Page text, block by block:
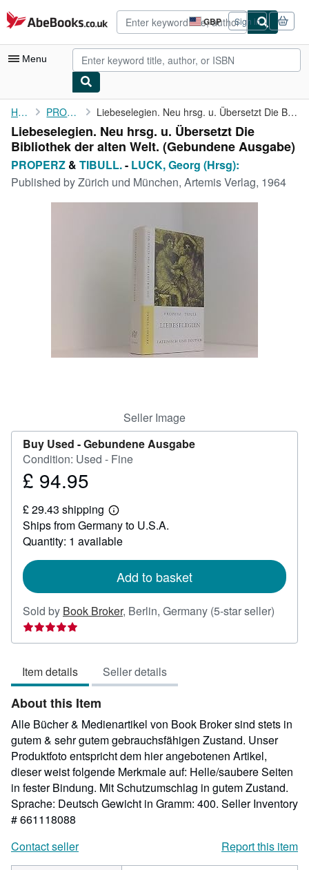
Skip to main content
AbeBooks.co.uk GBP
Site
shopping
preferences
Sign in
Menu
My Account
My Purchases
Advanced Search
Browse Collections
CLOSE
Home PROPERZ Liebeselegien. Neu hrsg. u. Übersetzt Die Bibliothek der alten ...
Liebeselegien. Neu hrsg. u. Übersetzt Die
Bibliothek der alten Welt. (Gebundene Ausgabe)
PROPERZ & TIBULL.- LUCK, Georg (Hrsg):
Published byZürich und München, Artemis Verlag, 1964
Seller Image
Buy Used -Gebundene Ausgabe
Condition: Used - Fine
Price
94.95
£ 94.95
£ 29.43 shipping
Learn
more
about
shipping
Ships from Germany to U.S.A.
Quantity: 1 available
Add to basket
Sold by Book Broker, Berlin, Germany (5-star seller)
5
Item details Seller details
About this Item
Alle Bücher & Medienartikel von Book Broker sind stets in
gutem & sehr gutem gebrauchsfähigen Zustand. Unser
Produktfoto entspricht dem hier angebotenen Artikel,
dieser weist folgende Merkmale auf: Helle/saubere Seiten
in fester Bindung. Mit Schutzumschlag in gutem Zustand.
Sprache: Deutsch Gewicht in Gramm: 400. Seller Inventory
# 661118088
Contact seller
Report this item